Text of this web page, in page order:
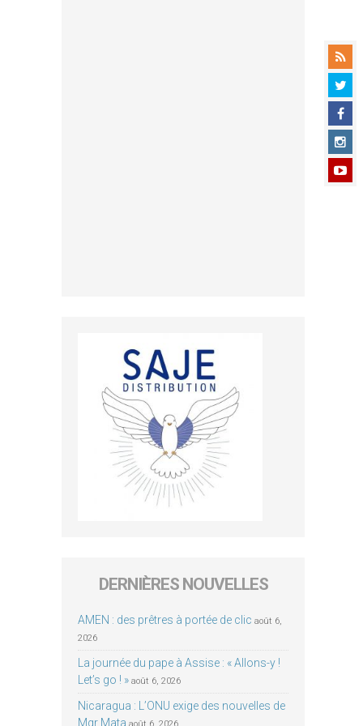
DERNIÈRES NOUVELLES
AMEN : des prêtres à portée de clic août 6,
2026
La journée du pape à Assise : « Allons-y !
Let’s go ! » août 6, 2026
Nicaragua : L’ONU exige des nouvelles de
Mgr Mata